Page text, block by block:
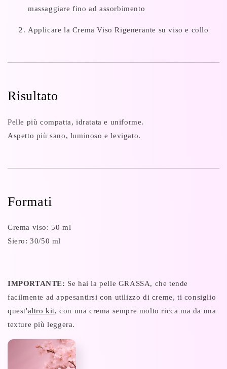
massaggiare fino ad assorbimento
Applicare la Crema Viso Rigenerante su viso e collo
Risultato
Pelle più compatta, idratata e uniforme.
Aspetto più sano, luminoso e levigato.
Formati
Crema viso: 50 ml
Siero: 30/50 ml
IMPORTANTE: Se hai la pelle GRASSA, che tende
facilmente ad appesantirsi con utilizzo di creme, ti consiglio
quest'altro kit, con una crema sempre molto ricca ma da una
texture più leggera.